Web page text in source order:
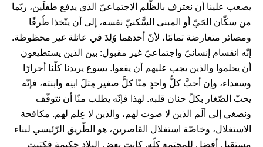
يصعب علينا أن نعترف بالظّلم الاجتماعيّ الذي يدفع طفلَين، ربّما
من سكّان الحَيّ أو المبنى السَّكنيّ نفسه، إلى أن يتّخذا طُرقًا
ومصائر متعارضة تمامًا، لأنّ أحدهما وُلِدَ في عائلة غير محظوظة.
إنّه انقسام إنسانيّ واجتماعيّ غير مقبول: بين الذين يستطيعون
أن يحلموا والذين يجب عليهم أن يقعوا. يسوع يريدنا كلّنا أحرارًا
وسعداء، وإن أحبَّ كلُّ واحدٍ منّا كلَّ صغير مِثلَ ابنِه وابنته، فإنّه
يحبّ الصّغار بكلّ حنان قلبه. لهذا فإنّه يطلب منّا أن نتوقّف
ونصغي إلى ألَم الذين لا صوت لهم، والذين لا عِلم لهم. مكافحة
الاستغلال، وخاصّة استغلال القاصرين، هو الطّريق الرّئيسي لبناء
مستقبل أفضل للمجتمع كلّه. كانت بعض البلاد حكيمة فكتبت